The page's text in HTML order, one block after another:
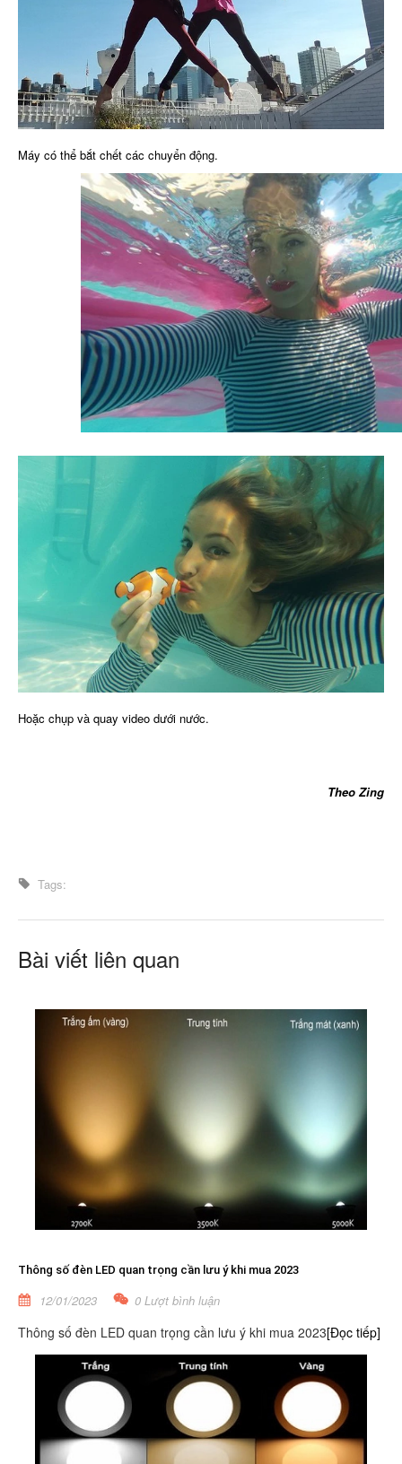
Máy có thể bắt chết các chuyển động.
Hoặc chụp và quay video dưới nước.
Theo Zing
Tags:
Bài viết liên quan
Thông số đèn LED quan trọng cần lưu ý khi mua 2023
12/01/2023 0 Lượt bình luận
Thông số đèn LED quan trọng cần lưu ý khi mua 2023[Đọc tiếp]